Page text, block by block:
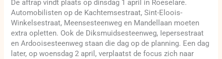
De aftrap vindt plaats op dinsdag 1 april in Roeselare.
Automobilisten op de Kachtemsestraat, Sint-Eloois-
Winkelsestraat, Meensesteenweg en Mandellaan moeten
extra opletten. Ook de Diksmuidsesteenweg, Iepersestraat
en Ardooisesteenweg staan die dag op de planning. Een dag
later, op woensdag 2 april, verplaatst de focus zich naar